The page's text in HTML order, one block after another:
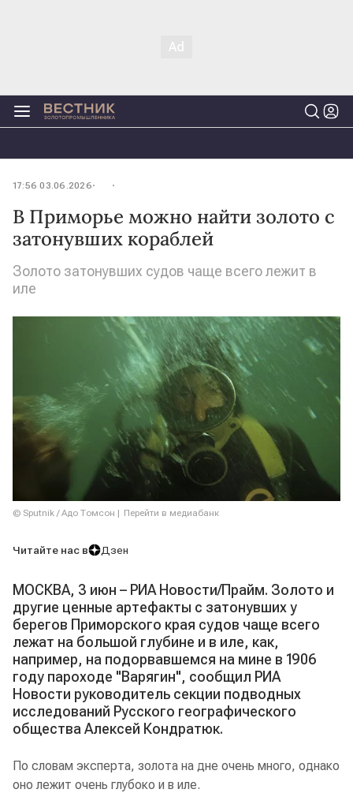
17:56 03.06.2026
В Приморье можно найти золото с
затонувших кораблей
Золото затонувших судов чаще всего лежит в
иле
© Sputnik / Адо Томсон Перейти в медиабанк
Читайте нас в Дзен
МОСКВА, 3 июн – РИА Новости/Прайм. Золото и
другие ценные артефакты с затонувших у
берегов Приморского края судов чаще всего
лежат на большой глубине и в иле, как,
например, на подорвавшемся на мине в 1906
году пароходе "Варягин", сообщил РИА
Новости руководитель секции подводных
исследований Русского географического
общества Алексей Кондратюк.
По словам эксперта, золота на дне очень много, однако
оно лежит очень глубоко и в иле.